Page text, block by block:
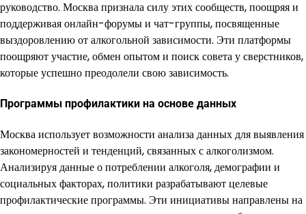
руководство. Москва признала силу этих сообществ, поощряя и
поддерживая онлайн-форумы и чат-группы, посвященные
выздоровлению от алкогольной зависимости. Эти платформы
поощряют участие, обмен опытом и поиск совета у сверстников,
которые успешно преодолели свою зависимость.
Программы профилактики на основе данных
Москва использует возможности анализа данных для выявления
закономерностей и тенденций, связанных с алкоголизмом.
Анализируя данные о потреблении алкоголя, демографии и
социальных факторах, политики разрабатывают целевые
профилактические программы. Эти инициативы направлены на